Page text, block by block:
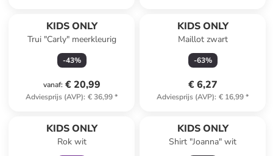
KIDS ONLY
Trui "Carly" meerkleurig
-43%
vanaf: € 20,99
Adviesprijs (AVP): € 36,99*
KIDS ONLY
Maillot zwart
-63%
€ 6,27
Adviesprijs (AVP): € 16,99*
KIDS ONLY
Rok wit
KIDS ONLY
Shirt "Joanna" wit